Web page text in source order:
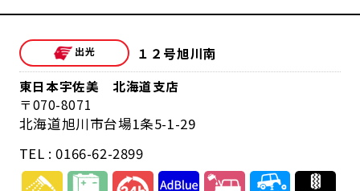
１２号旭川南
東日本宇佐美 北海道支店
070-8071
北海道旭川市台場1条5-1-29
TEL : 0166-62-2899